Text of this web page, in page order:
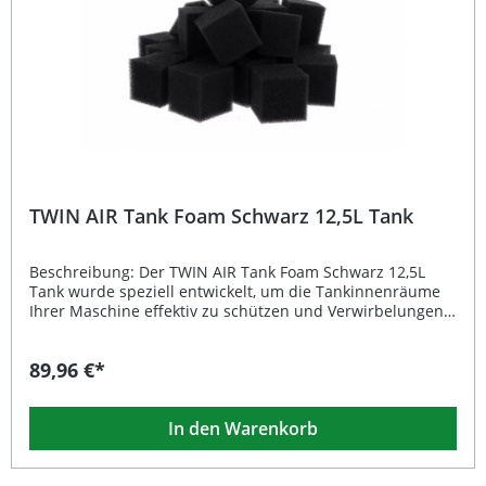
Installation und flexible Anpassung im Tank Ideal für
Motorsport und Straßenbetrieb Lieferumfang: 50 Stück
TWIN AIR Tank Foam Schwarz 6,25L Tank
TWIN AIR Tank Foam Schwarz 12,5L Tank
Beschreibung: Der TWIN AIR Tank Foam Schwarz 12,5L
Tank wurde speziell entwickelt, um die Tankinnenräume
Ihrer Maschine effektiv zu schützen und Verwirbelungen
eine optimale Stabilität des Kraftstoffs, auch bei starker
Material ist rückzündungsresistent (Back-Fire Resistant)
und bietet dadurch zusätzliche Sicherheit im Motorsport-
und Tuningbereich. Dank der Abmessungen von
50 x 50 x 50 mm ist der Schaumstoff flexibel anpassbar und
89,96 €*
In den Warenkorb